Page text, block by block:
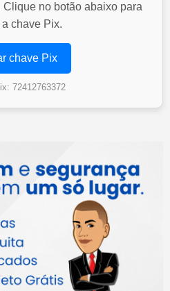
Clique no botão abaixo para
chave Pix.
chave Pix
72412763372